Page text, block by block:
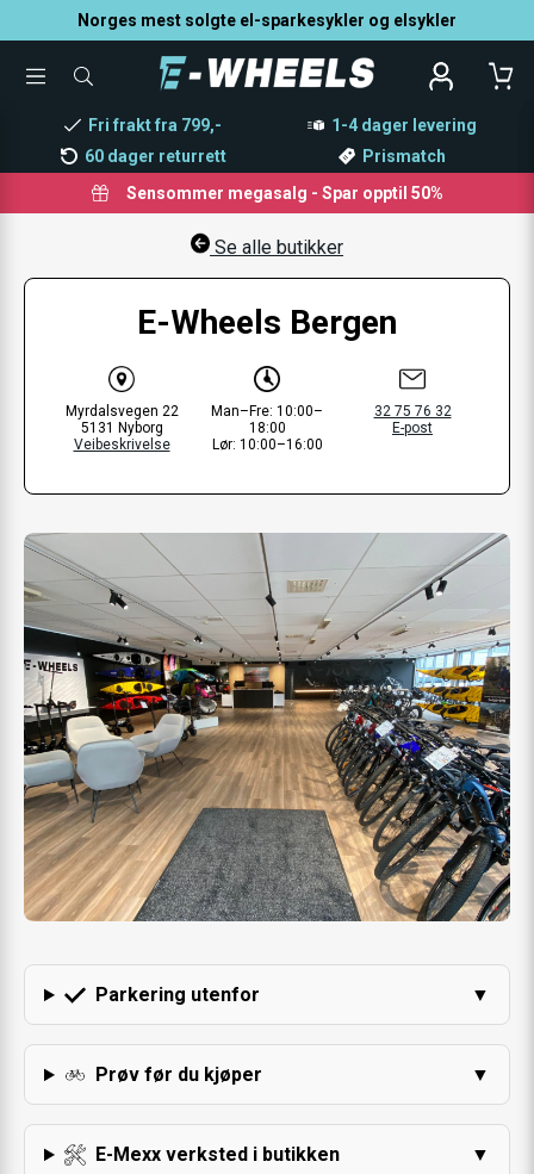
Norges mest solgte el-sparkesykler og elsykler
TOGGLESØK
KATEGORI,
Fri frakt fra 799,-
1-4 dager levering
60 dager returrett
Prismatch
Sensommer megasalg - Spar opptil 50%
Se alle butikker
E-Wheels Bergen
Myrdalsvegen 22
5131 Nyborg
Veibeskrivelse
Man–Fre: 10:00–
18:00
Lør: 10:00–16:00
32 75 76 32
E-post
Parkering utenfor ▼
Prøv før du kjøper ▼
E-Mexx verksted i butikken ▼